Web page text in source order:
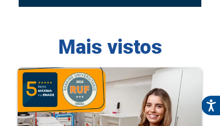
Mais vistos